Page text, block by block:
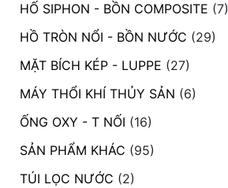
HỐ SIPHON - BỒN COMPOSITE (7)
HỒ TRÒN NỔI - BỒN NƯỚC (29)
MẶT BÍCH KÉP - LUPPE (27)
MÁY THỔI KHÍ THỦY SẢN (6)
ỐNG OXY - T NỐI (16)
SẢN PHẨM KHÁC (95)
TÚI LỌC NƯỚC (2)